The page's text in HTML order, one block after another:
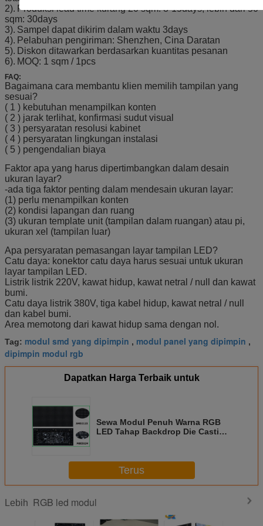
2). Produksi lead time kurang 20 sqm: 8-15days, lebih dari 50
sqm: 30days
3). Sampel dapat dikirim dalam waktu 3days
4). Pelabuhan pengiriman: Shenzhen, Cina Daratan
5). Diskon ditawarkan berdasarkan kuantitas pesanan
6). MOQ: 1 sqm / 1pcs
FAQ:
Bagaimana cara membantu klien memilih tampilan yang
sesuai?
( 1 ) kebutuhan menampilkan konten
( 2 ) jarak terlihat, konfirmasi sudut visual
( 3 ) persyaratan resolusi kabinet
( 4 ) persyaratan lingkungan instalasi
( 5 ) pengendalian biaya
Faktor apa yang harus dipertimbangkan dalam desain
ukuran layar?
-ada tiga faktor penting dalam mendesain ukuran layar:
(1) perlu menampilkan konten
(2) kondisi lapangan dan ruang
(3) ukuran template unit (tampilan dalam ruangan) atau pi,
ukuran xel (tampilan luar)
Apa persyaratan pemasangan layar tampilan LED?
Catu daya: konektor catu daya harus sesuai untuk ukuran
layar tampilan LED.
Listrik listrik 220V, kawat hidup, kawat netral / null dan kawat
bumi.
Catu daya listrik 380V, tiga kabel hidup, kawat netral / null
dan kabel bumi.
Area memotong dari kawat hidup sama dengan nol.
Tag: modul smd yang dipimpin , modul panel yang dipimpin ,
dipimpin modul rgb
Dapatkan Harga Terbaik untuk
Sewa Modul Penuh Warna RGB
LED Tahap Backdrop Die Casting
Terus
Lebih RGB led modul